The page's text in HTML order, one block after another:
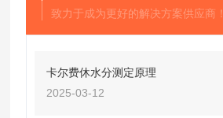
致力于成为更好的解决方案供应商！
卡尔费休水分测定原理
2025-03-12